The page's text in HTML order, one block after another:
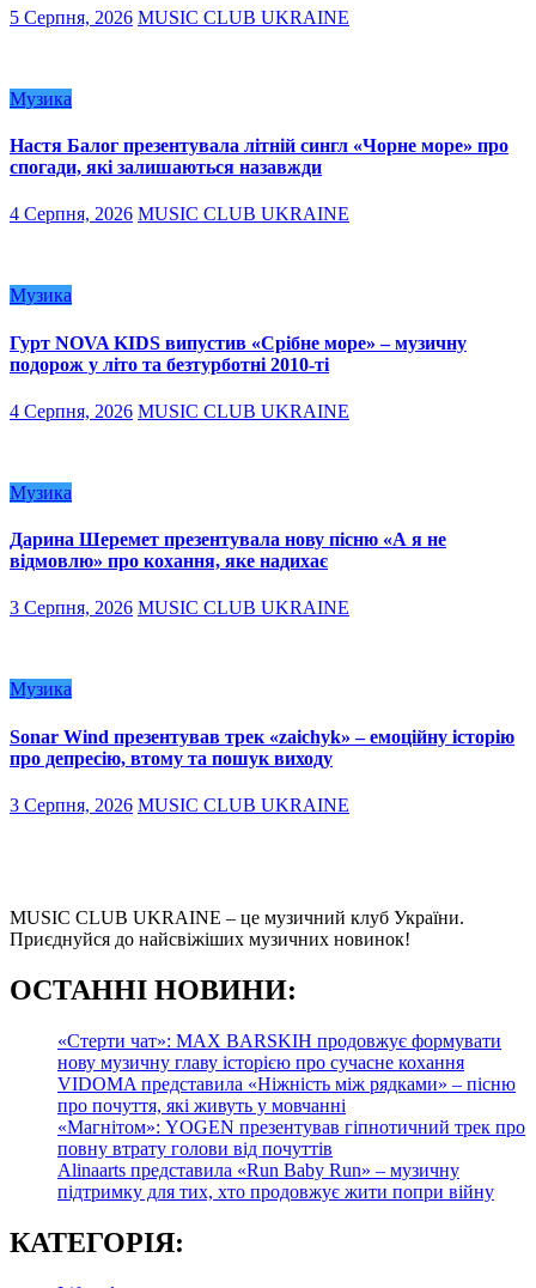
5 Серпня, 2026 MUSIC CLUB UKRAINE
Музика
Настя Балог презентувала літній сингл «Чорне море» про
спогади, які залишаються назавжди
4 Серпня, 2026 MUSIC CLUB UKRAINE
Музика
Гурт NOVA KIDS випустив «Срібне море» – музичну
подорож у літо та безтурботні 2010-ті
4 Серпня, 2026 MUSIC CLUB UKRAINE
Музика
Дарина Шеремет презентувала нову пісню «А я не
відмовлю» про кохання, яке надихає
3 Серпня, 2026 MUSIC CLUB UKRAINE
Музика
Sonar Wind презентував трек «zaichyk» – емоційну історію
про депресію, втому та пошук виходу
3 Серпня, 2026 MUSIC CLUB UKRAINE
MUSIC CLUB UKRAINE – це музичний клуб України.
Приєднуйся до найсвіжіших музичних новинок!
ОСТАННІ НОВИНИ:
«Стерти чат»: MAX BARSKIH продовжує формувати
нову музичну главу історією про сучасне кохання
VIDOMA представила «Ніжність між рядками» – пісню
про почуття, які живуть у мовчанні
«Магнітом»: YOGEN презентував гіпнотичний трек про
повну втрату голови від почуттів
Alinaarts представила «Run Baby Run» – музичну
підтримку для тих, хто продовжує жити попри війну
КАТЕГОРІЯ: